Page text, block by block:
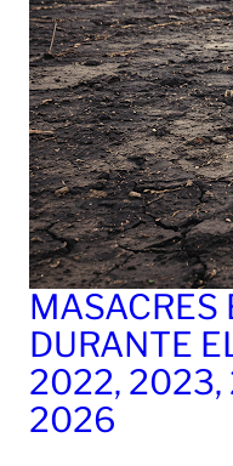
MASACRES
DURANTE
2022, 2023,
2026